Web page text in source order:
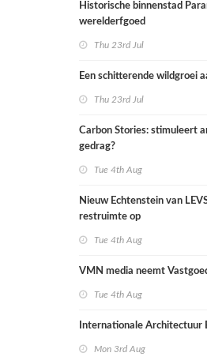
Historische binnenstad
werelderfgoed
Thu 23rd Jul
Een schitterende wildgroei
Thu 23rd Jul
Carbon Stories: stimuleert
gedrag?
Tue 4th Aug
Nieuw Echtenstein van
restruimte op
Tue 4th Aug
VMN media neemt
Tue 4th Aug
Internationale Architectuur
Mon 3rd Aug